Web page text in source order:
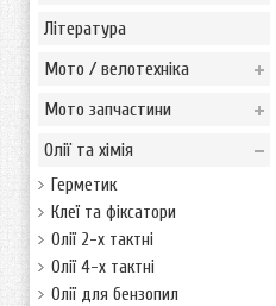
Література
Мото / велотехніка
Мото запчастини
Олії та хімія
Герметик
Клеї та фіксатори
Олії 2-х тактні
Олії 4-х тактні
Олії для бензопил